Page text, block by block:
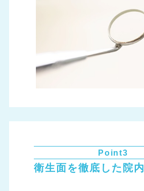
Point3
衛生面を徹底した院内